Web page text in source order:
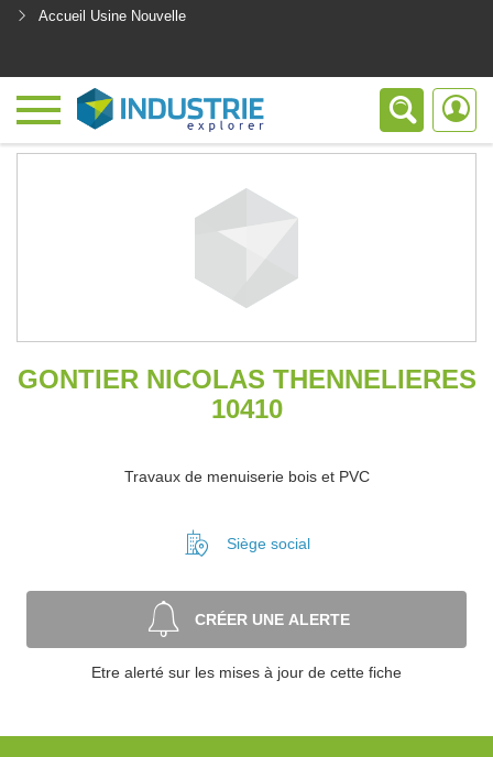
Accueil Usine Nouvelle
GONTIER NICOLAS THENNELIERES
10410
Travaux de menuiserie bois et PVC
Siège social
CRÉER UNE ALERTE
Etre alerté sur les mises à jour de cette fiche